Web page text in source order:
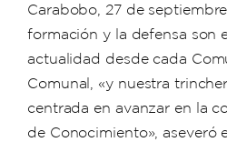
Carabobo, 27 de
formación y la defensa son
actualidad desde cada
Comunal, «y nuestra
centrada en avanzar en la
de Conocimiento», aseveró